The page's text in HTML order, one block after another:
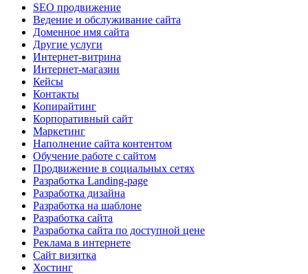
SEO продвижение
Ведение и обслуживание сайта
Доменное имя сайта
Другие услуги
Интернет-витрина
Интернет-магазин
Кейсы
Контакты
Копирайтинг
Корпоративный сайт
Маркетинг
Наполнение сайта контентом
Обучение работе с сайтом
Продвижение в социальных сетях
Разработка Landing-page
Разработка дизайна
Разработка на шаблоне
Разработка сайта
Разработка сайта по доступной цене
Реклама в интернете
Сайт визитка
Хостинг